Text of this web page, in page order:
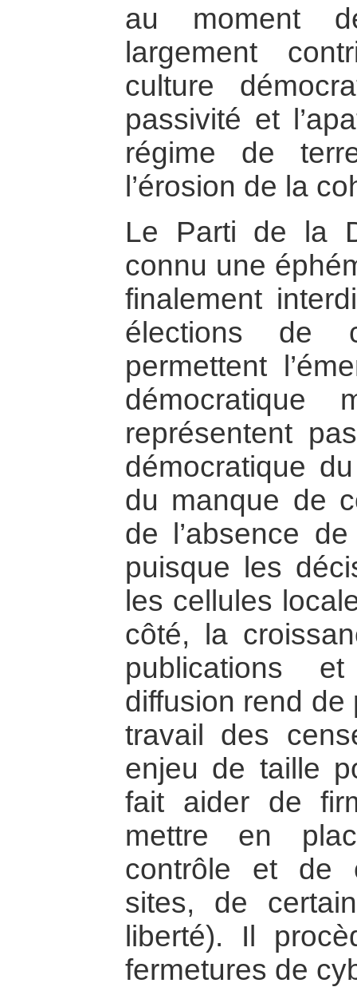
au moment
largement
culture
passivité et
régime de
l’érosion de la
Le Parti de la
connu une
finalement
élections de
permettent
représentent
démocratique
du manque de
de l’absence
puisque les
les cellules
côté, la
publications
diffusion rend de
travail des
enjeu de taille
fait aider de
mettre en
contrôle et de
sites, de
liberté). Il
fermetures de